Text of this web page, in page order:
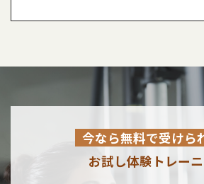
今なら無料で受けら
お試し体験トレー